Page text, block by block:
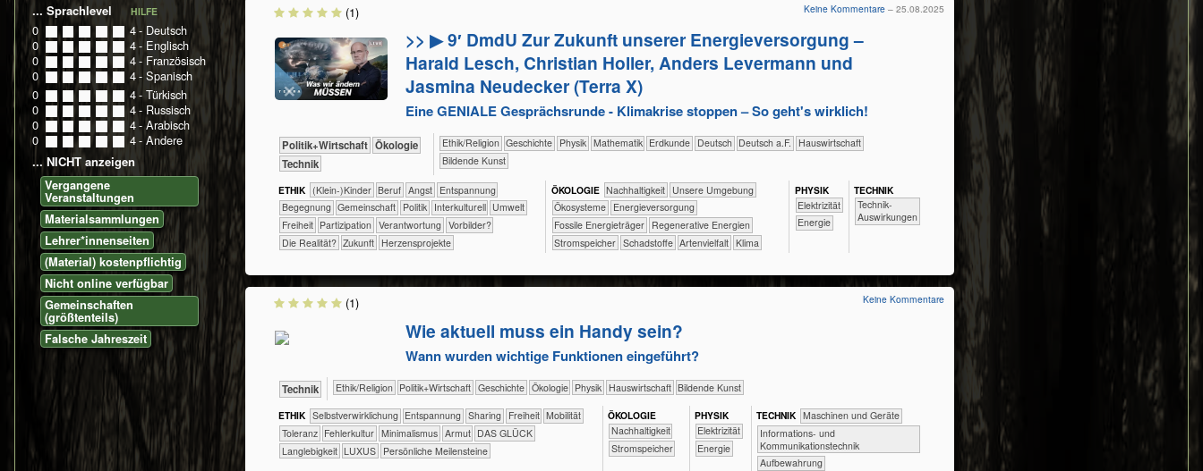
>> ▶ 9′ DmdU Zur Zukunft unserer Energieversorgung –
Harald Lesch, Christian Holler, Anders Levermann und
Jasmina Neudecker (Terra X)
Eine GENIALE Gesprächsrunde - Klimakrise stoppen – So geht's wirklich!
​​​​​​​​​Politik+​Wirtschaft ​​​​​​​Ökologie
​Technik
​​​​​​​​​​Ethik/​Religion ​​​​​​​​Geschichte ​​​​​​​Physik ​​​​​​Mathematik ​​​​​Erdkunde ​​​​Deutsch ​​​Deutsch a.F.
​Haus­wirtschaft
Bildende Kunst
ETHIK (Klein-)Kinder ​​​​​​​​​​​​​​​Beruf ​​​​​​​​​​​​​Angst ​​​​​​​​​​​​​Entspannung
​​​​​​​​​​​​Begegnung ​​​​​​​​​​Gemeinschaft ​​​​​​​​​Politik ​​​​​​​​Interkulturell ​​​​​Umwelt
​​​Freiheit ​​​Partizipation ​​Verantwortung ​​Vorbilder?
​Die Realität? ​Zukunft Herzensprojekte
ÖKO​LOGIE ​​​​​​​​​​​​​​​Nachhaltigkeit ​​​​​​​​​​​​​Unsere Umgebung
​​​​​​​​​​​Ökosysteme ​​​Energieversorgung
​​​Fossile Energieträger ​​​Regenerative Energien
​​​Stromspeicher ​Schadstoffe Artenvielfalt Klima
PHY​SIK
​​​Elektrizität
​​Energie
TECH​NIK
​​​​​​Technik-
Auswirkungen
Keine Kommentare – 25.08.2025
(1)
Wie aktuell muss ein Handy sein?
Wann wurden wichtige Funktionen eingeführt?
​Technik ​​​​​​​​​​Ethik/​Religion ​​​​​​​​​Politik+​Wirtschaft ​​​​​​​​Geschichte ​​​​​​​​Ökologie ​​​​​​​Physik ​Haus­wirtschaft Bildende Kunst
ETHIK ​​​​​​​​​​​​​​​​​​​​​​​​​​​​​​​​​​​​​​​​Selbst­verwirklichung ​​​​​​​​​​​​​Entspannung ​​​​​​​​​​Sharing ​​​Freiheit ​​​Mobilität
​​​Toleranz ​​Fehlerkultur ​​Minimalismus Armut DAS GLÜCK
Langlebigkeit LUXUS Persönliche Meilensteine
ÖKO​LOGIE
​​​​​​​​​​​​​​​Nachhaltigkeit
​​​Stromspeicher
PHY​SIK
​​​Elektrizität
​​Energie
TECH​NIK ​​​​Maschinen und Geräte
​​​Informations- und
Kommunikationstechnik
Aufbewahrung
Keine Kommentare
(1)
... Sprachlevel
HILFE
0 0 1 2 3 4- Deutsch
0
0 1 2 3 4- Englisch
0
0 1 2 3 4- Französisch
0
0 1 2 3 4- Spanisch
0
0 1 2 3 4- Türkisch
0
0 1 2 3 4- Russisch
0
0 1 2 3 4- Arabisch
0
0 1 2 3 4- Andere
... NICHT anzeigen
Vergangene
Veranstaltungen
Materialsammlungen
Lehrer*innenseiten
(Material) kostenpflichtig
Nicht online verfügbar
Gemeinschaften
(größtenteils)
Falsche Jahreszeit